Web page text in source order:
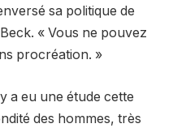
sa politique de
« Vous ne pouvez
procréation. »
a eu une étude cette
des hommes, très